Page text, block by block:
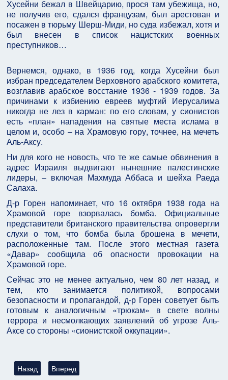
Хусейни бежал в Швейцарию, прося там убежища, но,
не получив его, сдался французам, был арестован и
посажен в тюрьму Шерш-Миди, но суда избежал, хотя и
был внесен в список нацистских военных
преступников…
Вернемся, однако, в 1936 год, когда Хусейни был
избран председателем Верховного арабского комитета,
возглавив арабское восстание 1936 - 1939 годов. За
причинами к избиению евреев муфтий Иерусалима
никогда не лез в карман: по его словам, у сионистов
есть «план» нападения на святые места ислама в
целом и, особо – на Храмовую гору, точнее, на мечеть
Аль-Аксу.
Ни для кого не новость, что те же самые обвинения в
адрес Израиля выдвигают нынешние палестинские
лидеры, – включая Махмуда Аббаса и шейха Раеда
Салаха.
Д-р Горен напоминает, что 16 октября 1938 года на
Храмовой горе взорвалась бомба. Официальные
представители британского правительства опровергли
слухи о том, что бомба была брошена в мечети,
расположенные там. После этого местная газета
«Давар» сообщила об опасности провокации на
Храмовой горе.
Сейчас это не менее актуально, чем 80 лет назад, и
тем, кто занимается политикой, вопросами
безопасности и пропагандой, д-р Горен советует быть
готовым к аналогичным «трюкам» в свете волны
террора и несмолкающих заявлений об угрозе Аль-
Аксе со стороны «сионистской оккупации».
Предыдущий: Палестинские Ньютоны (что происходит в
Назад Следующий: ИСТОКИ ПАЛЕСТИНСКОГО ДЕЛА:
Вперед